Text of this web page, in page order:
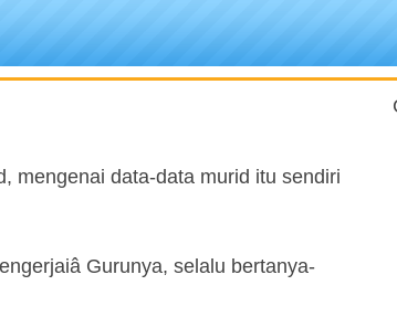
mengenai data-data murid itu sendiri
Gurunya, selalu bertanya-